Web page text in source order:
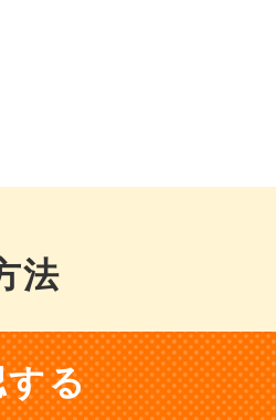
法
る